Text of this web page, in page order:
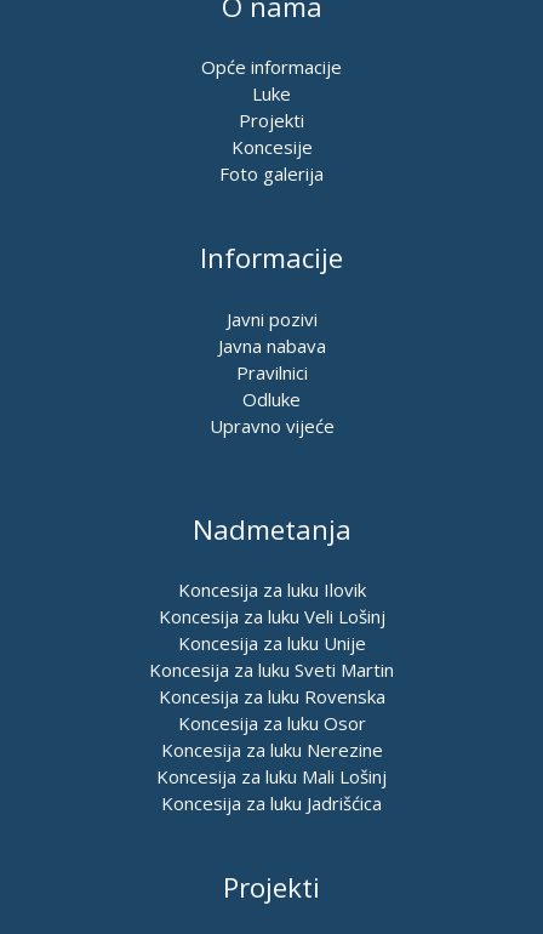
Opće informacije
Luke
Projekti
Koncesije
Foto galerija
Informacije
Javni pozivi
Javna nabava
Pravilnici
Odluke
Upravno vijeće
Nadmetanja
Koncesija za luku Ilovik
Koncesija za luku Veli Lošinj
Koncesija za luku Unije
Koncesija za luku Sveti Martin
Koncesija za luku Rovenska
Koncesija za luku Osor
Koncesija za luku Nerezine
Koncesija za luku Mali Lošinj
Koncesija za luku Jadrišćica
Projekti